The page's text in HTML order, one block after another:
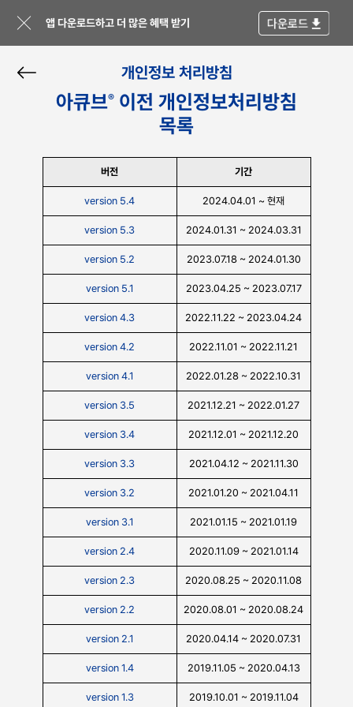
앱 다운로드하고 더 많은 혜택 받기
개인정보 처리방침
아큐브® 이전 개인정보처리방침
목록
버전 기간
version 5.4 2024.04.01 ~ 현재
version 5.3 2024.01.31 ~ 2024.03.31
version 5.2 2023.07.18 ~ 2024.01.30
version 5.1 2023.04.25 ~ 2023.07.17
version 4.3 2022.11.22 ~ 2023.04.24
version 4.2 2022.11.01 ~ 2022.11.21
version 4.1 2022.01.28 ~ 2022.10.31
version 3.5 2021.12.21 ~ 2022.01.27
version 3.4 2021.12.01 ~ 2021.12.20
version 3.3 2021.04.12 ~ 2021.11.30
version 3.2 2021.01.20 ~ 2021.04.11
version 3.1 2021.01.15 ~ 2021.01.19
version 2.4 2020.11.09 ~ 2021.01.14
version 2.3 2020.08.25 ~ 2020.11.08
version 2.2 2020.08.01 ~ 2020.08.24
version 2.1 2020.04.14 ~ 2020.07.31
version 1.4 2019.11.05 ~ 2020.04.13
version 1.3 2019.10.01 ~ 2019.11.04